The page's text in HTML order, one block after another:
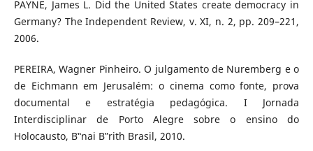
PAYNE, James L. Did the United States create democracy in
Germany? The Independent Review, v. XI, n. 2, pp. 209–221,
2006.
PEREIRA, Wagner Pinheiro. O julgamento de Nuremberg e o
de Eichmann em Jerusalém: o cinema como fonte, prova
documental e estratégia pedagógica. I Jornada
Interdisciplinar de Porto Alegre sobre o ensino do
Holocausto, B‟nai B‟rith Brasil, 2010.